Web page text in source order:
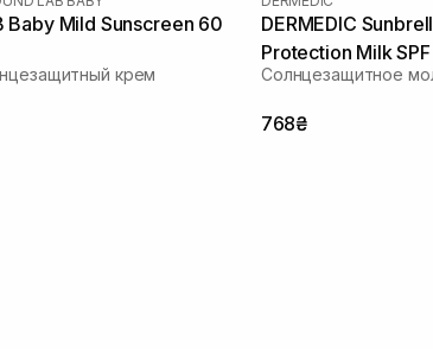
Baby Mild Sunscreen 60
крем
DERMEDIC
Protection Milk
Солнцезащитное
768₴